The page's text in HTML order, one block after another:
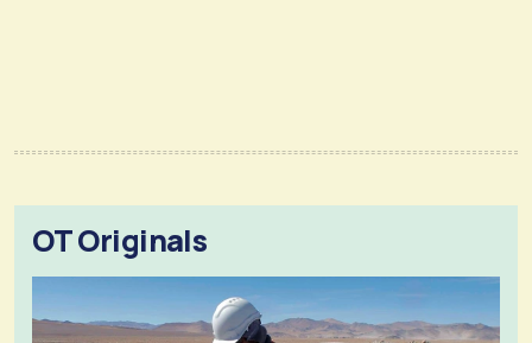
OT Originals